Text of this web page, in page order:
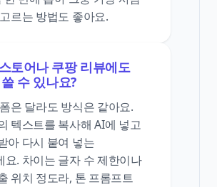
르는 방법도 좋아요.
토어나 쿠팡 리뷰에도
수 있나요?
은 달라도 방식은 같아요.
텍스트를 복사해 AI에 넣고
아 다시 붙여 넣는
요. 차이는 글자 수 제한이나
위치 정도라, 톤 프롬프트